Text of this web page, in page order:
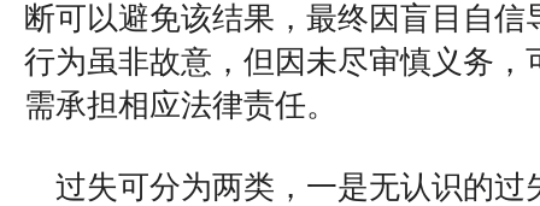
断可以避免该结果，最终因盲目自信
行为虽非故意，但因未尽审慎义务，
需承担相应法律责任。
过失可分为两类，一是无认识的过